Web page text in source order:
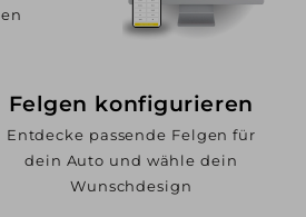
Felgen konfigurieren
Entdecke passende Felgen für
dein Auto und wähle dein
Wunschdesign